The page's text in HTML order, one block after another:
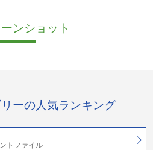
ンショット
リーの人気ランキング
トファイル